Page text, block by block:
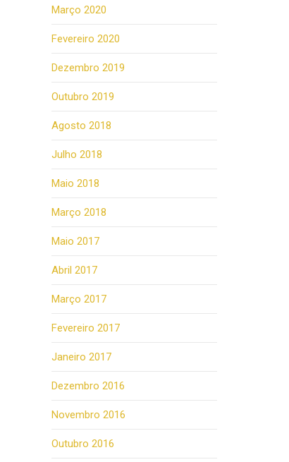
Março 2020
Fevereiro 2020
Dezembro 2019
Outubro 2019
Agosto 2018
Julho 2018
Maio 2018
Março 2018
Maio 2017
Abril 2017
Março 2017
Fevereiro 2017
Janeiro 2017
Dezembro 2016
Novembro 2016
Outubro 2016